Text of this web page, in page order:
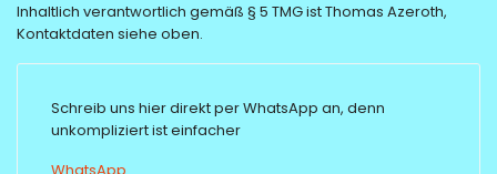
Inhaltlich verantwortlich gemäß § 5 TMG ist Thomas Azeroth,
Kontaktdaten siehe oben.
Schreib uns hier direkt per WhatsApp an, denn
unkompliziert ist einfacher